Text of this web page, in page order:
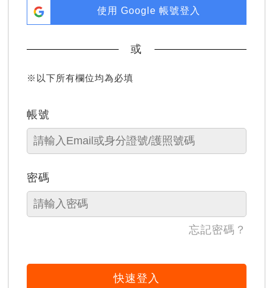
使用 Google 帳號登入
或
※以下所有欄位均為必填
帳號
密碼
忘記密碼？
快速登入